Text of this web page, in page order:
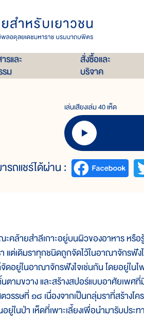
รและ
ม
สั่งซื้อและ
บริจาค
เล่นเสียงเล่ม 40 เห็ด
รถแชร์ได้ผ่าน :
ายสำลีเกาะอยู่บนผิวของอาหาร หรือ
แต่เดิมราทุกชนิดถูกจัดไว้ในอาณาจักรฟัง
อยู่ในอาณาจักรฟังไจเช่นกัน โดยอยู่ในไ
ามขวาง และสร้างสปอร์แบบอาศัยเพศที่
รรษที่ ๑๘ เนื่องจากเป็นกลุ่มราที่สร้างโค
ในป่า เห็ดที่เพาะเลี้ยงเพื่อนำมารับประ